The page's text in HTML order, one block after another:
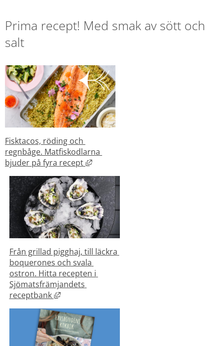
Prima recept! Med smak av sött och
salt
Fisktacos, röding och
regnbåge. Matfiskodlarna
bjuder på fyra recept
Länk till annan webbplats,
Från grillad pigghaj, till läckra
boquerones och svala
ostron. Hitta recepten i
Sjömatsfrämjandets
receptbank
Länk till annan webbplats, öppnas i nytt